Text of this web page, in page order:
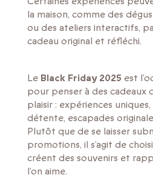
la maison, comme des
ou des ateliers interactifs,
cadeau original et réfléchi.
Le Black Friday 2025 est
pour penser à des cadeaux
plaisir : expériences
détente, escapades
Plutôt que de se laisser
promotions, il s’agit de
créent des souvenirs et
l’on aime.